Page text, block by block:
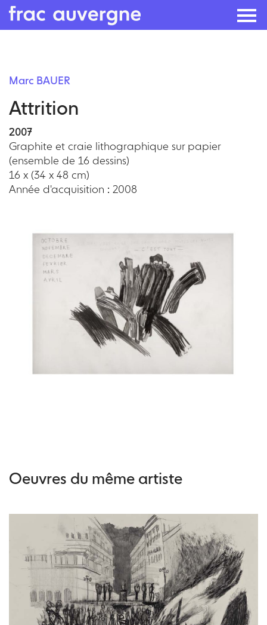
content
Marc BAUER
Attrition
2007
Graphite et craie lithographique sur papier
(ensemble de 16 dessins)
16 x (34 x 48 cm)
Année d'acquisition : 2008
Oeuvres du même artiste